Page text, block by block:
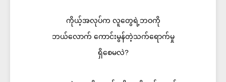
ကိုယ့်အလုပ်က လူတွေရဲ့ဘဝကို
ဘယ်လောက် ကောင်းမွန်တဲ့သက်ရောက်မှု
ရှိစေမလဲ?